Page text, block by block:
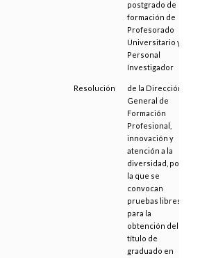
postgrado de
formación de
Profesorado
Universitario y
Personal
Investigador
Resolución
de la Dirección
General de
Formación
Profesional,
innovación y
atención a la
diversidad, por
la que se
convocan
pruebas libres
para la
obtención del
título de
graduado en